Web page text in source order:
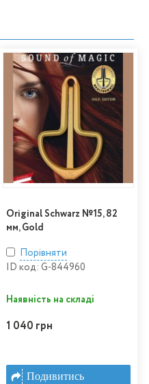
Original Schwarz №15, 82
мм, Gold
Порівняти
ID код: G-844960
Наявність на складі
1 040 грн
Подивитись